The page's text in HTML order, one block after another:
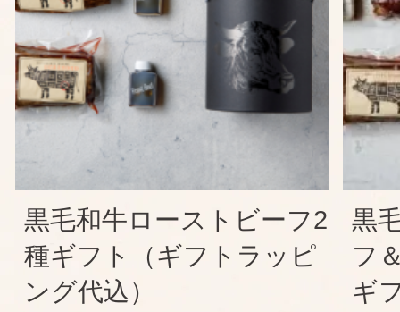
黒毛和牛ローストビーフ2
種ギフト（ギフトラッピ
ング代込）
黒
フ
ギ